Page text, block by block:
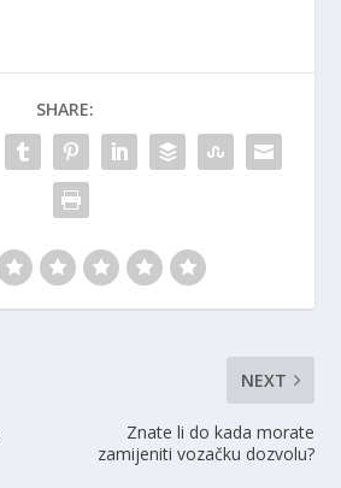
SHARE:
NEXT
Znate li do kada morate
zamijeniti vozačku dozvolu?